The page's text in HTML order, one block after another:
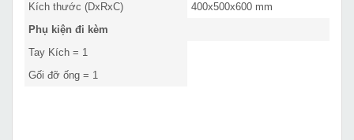
Kích thước (DxRxC)
400x500x600 mm
Phụ kiện đi kèm
Tay Kích = 1
Gối đỡ ống = 1